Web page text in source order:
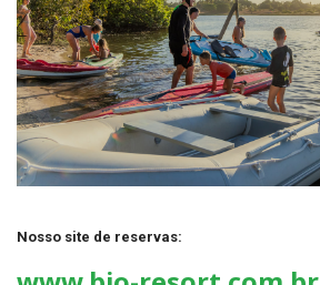
Nosso site de reservas: